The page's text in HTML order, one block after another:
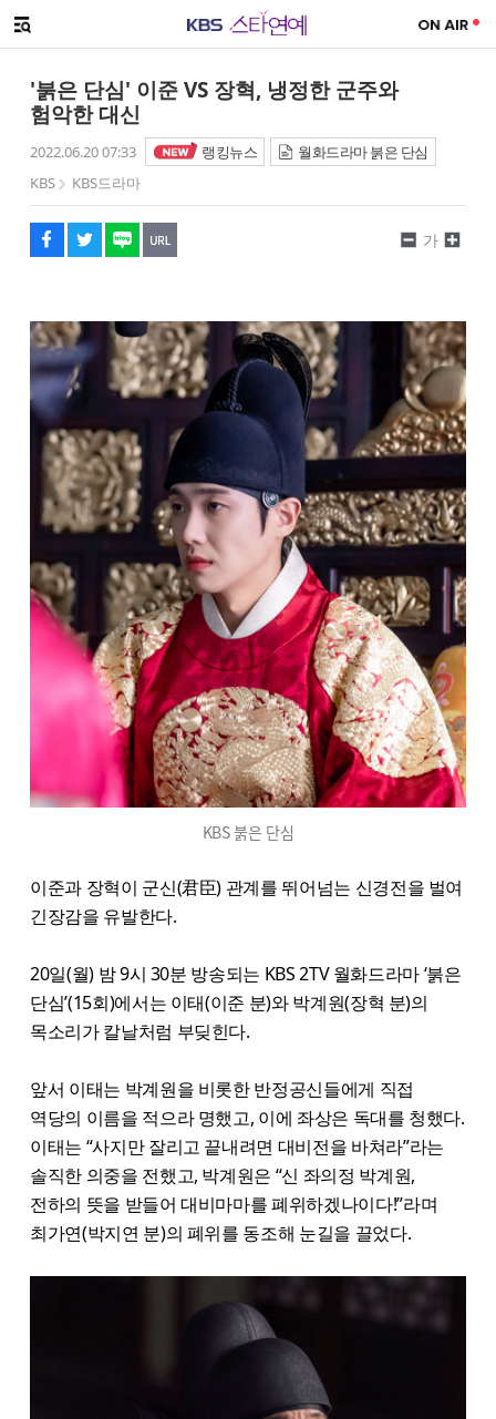
메뉴 열기
'붉은 단심' 이준 VS 장혁, 냉정한 군주와
험악한 대신
2022.06.20 07:33 랭킹뉴스
월화드라마 붉은 단심
KBS
KBS드라마
페이스북
트위터
네이버
URL복사
글씨 작게보기
가
글씨 크게보기
KBS 붉은 단심
이준과 장혁이 군신(君臣) 관계를 뛰어넘는 신경전을 벌여
긴장감을 유발한다.
20일(월) 밤 9시 30분 방송되는 KBS 2TV 월화드라마 ‘붉은
단심’(15회)에서는 이태(이준 분)와 박계원(장혁 분)의
목소리가 칼날처럼 부딪힌다.
앞서 이태는 박계원을 비롯한 반정공신들에게 직접
역당의 이름을 적으라 명했고, 이에 좌상은 독대를 청했다.
이태는 “사지만 잘리고 끝내려면 대비전을 바쳐라”라는
솔직한 의중을 전했고, 박계원은 “신 좌의정 박계원,
전하의 뜻을 받들어 대비마마를 폐위하겠나이다!”라며
최가연(박지연 분)의 폐위를 동조해 눈길을 끌었다.